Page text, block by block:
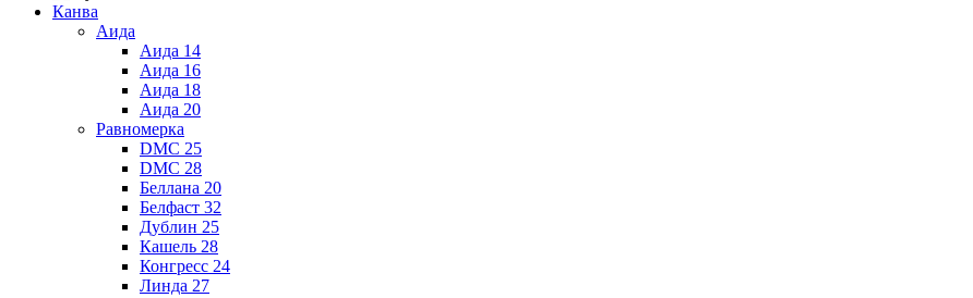
Канва
Аида
Аида 14
Аида 16
Аида 18
Аида 20
Равномерка
DMC 25
DMC 28
Беллана 20
Белфаст 32
Дублин 25
Кашель 28
Конгресс 24
Линда 27